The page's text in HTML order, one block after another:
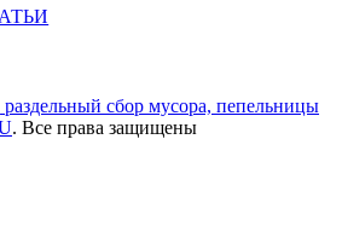
сбор мусора, пепельницы
. Все права защищены